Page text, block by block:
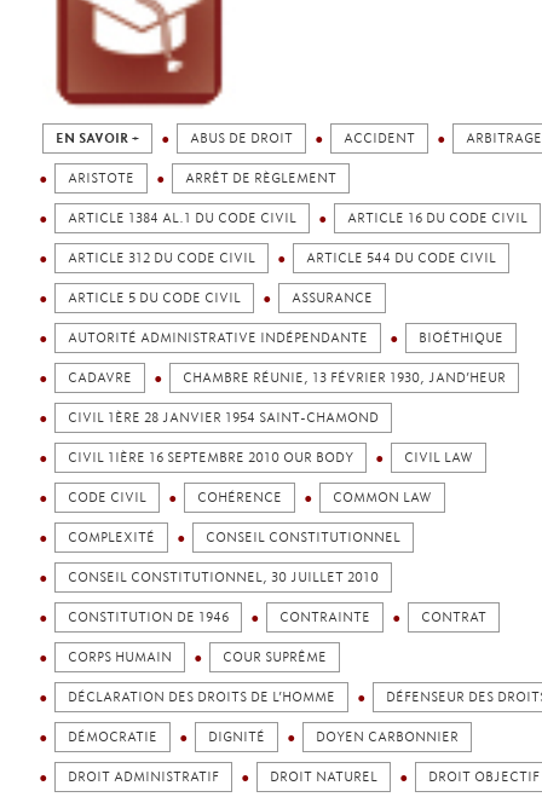
EN SAVOIR + ABUS DE DROIT ACCIDENT ARBITRAGE
ARISTOTE ARRÊT DE RÈGLEMENT
ARTICLE 1384 AL.1 DU CODE CIVIL ARTICLE 16 DU CODE CIVIL
ARTICLE 312 DU CODE CIVIL ARTICLE 544 DU CODE CIVIL
ARTICLE 5 DU CODE CIVIL ASSURANCE
AUTORITÉ ADMINISTRATIVE INDÉPENDANTE BIOÉTHIQUE
CADAVRE CHAMBRE RÉUNIE, 13 FÉVRIER 1930, JAND’HEUR
CIVIL 1ÈRE 28 JANVIER 1954 SAINT-CHAMOND
CIVIL 1IÈRE 16 SEPTEMBRE 2010 OUR BODY CIVIL LAW
CODE CIVIL COHÉRENCE COMMON LAW
COMPLEXITÉ CONSEIL CONSTITUTIONNEL
CONSEIL CONSTITUTIONNEL, 30 JUILLET 2010
CONSTITUTION DE 1946 CONTRAINTE CONTRAT
CORPS HUMAIN COUR SUPRÊME
DÉCLARATION DES DROITS DE L’HOMME DÉFENSEUR DES
DÉMOCRATIE DIGNITÉ DOYEN CARBONNIER
DROIT ADMINISTRATIF DROIT NATUREL DROIT OBJECTIF